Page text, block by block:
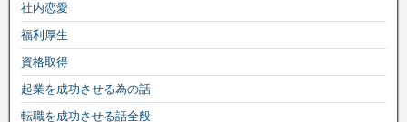
社内恋愛
福利厚生
資格取得
起業を成功させる為の話
転職を成功させる話全般